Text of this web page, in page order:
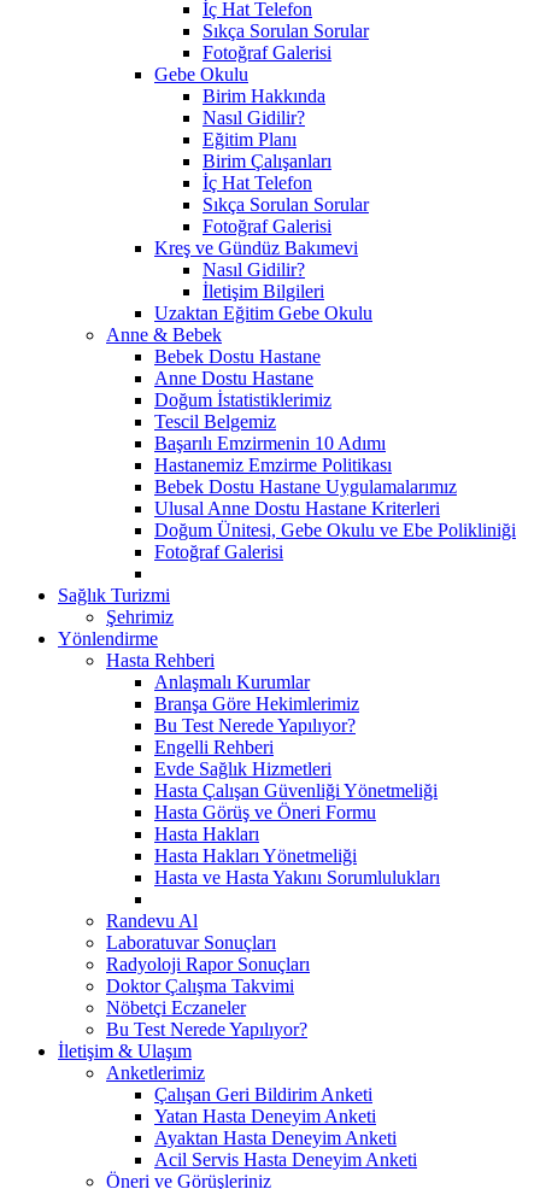
İç Hat Telefon
Sıkça Sorulan Sorular
Fotoğraf Galerisi
Gebe Okulu
Birim Hakkında
Nasıl Gidilir?
Eğitim Planı
Birim Çalışanları
İç Hat Telefon
Sıkça Sorulan Sorular
Fotoğraf Galerisi
Kreş ve Gündüz Bakımevi
Nasıl Gidilir?
İletişim Bilgileri
Uzaktan Eğitim Gebe Okulu
Anne & Bebek
Bebek Dostu Hastane
Anne Dostu Hastane
Doğum İstatistiklerimiz
Tescil Belgemiz
Başarılı Emzirmenin 10 Adımı
Hastanemiz Emzirme Politikası
Bebek Dostu Hastane Uygulamalarımız
Ulusal Anne Dostu Hastane Kriterleri
Doğum Ünitesi, Gebe Okulu ve Ebe Polikliniği
Fotoğraf Galerisi
Sağlık Turizmi
Şehrimiz
Yönlendirme
Hasta Rehberi
Anlaşmalı Kurumlar
Branşa Göre Hekimlerimiz
Bu Test Nerede Yapılıyor?
Engelli Rehberi
Evde Sağlık Hizmetleri
Hasta Çalışan Güvenliği Yönetmeliği
Hasta Görüş ve Öneri Formu
Hasta Hakları
Hasta Hakları Yönetmeliği
Hasta ve Hasta Yakını Sorumlulukları
Randevu Al
Laboratuvar Sonuçları
Radyoloji Rapor Sonuçları
Doktor Çalışma Takvimi
Nöbetçi Eczaneler
Bu Test Nerede Yapılıyor?
İletişim & Ulaşım
Anketlerimiz
Çalışan Geri Bildirim Anketi
Yatan Hasta Deneyim Anketi
Ayaktan Hasta Deneyim Anketi
Acil Servis Hasta Deneyim Anketi
Öneri ve Görüşleriniz